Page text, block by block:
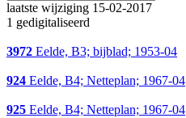
laatste wijziging 15-02-2017
1 gedigitaliseerd
3972 Eelde, B3; bijblad; 1953-04
924 Eelde, B4; Netteplan; 1967-04
925 Eelde, B4; Netteplan; 1967-04